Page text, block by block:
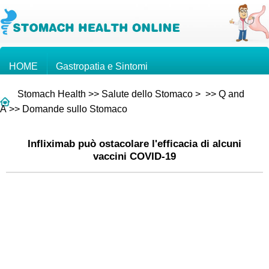
HOME Gastropatia e Sintomi
Conoscenze sullo Stomaco
Domande e Risposte
Stomach Health >> Salute dello Stomaco > >> Q and
A>> Domande sullo Stomaco
Infliximab può ostacolare l'efficacia di alcuni
vaccini COVID-19